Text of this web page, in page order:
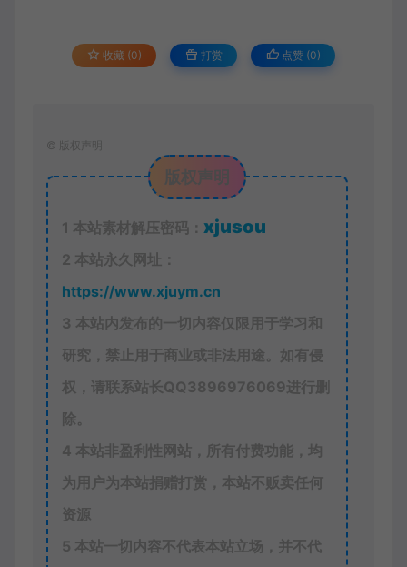
收藏 (0) 打赏 点赞 (0)
© 版权声明
版权声明
1 本站素材解压密码： xjusou
2 本站永久网址：
https://www.xjuym.cn
3 本站内发布的一切内容仅限用于学习和
研究，禁止用于商业或非法用途。如有侵
权，请联系站长QQ3896976069 进行删
除。
4 本站非盈利性网站，所有付费功能，均
为用户为本站捐赠打赏，本站不贩卖任何
资源
5 本站一切内容不代表本站立场，并不代